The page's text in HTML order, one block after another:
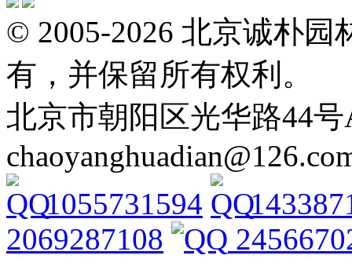
© 2005-2026 北京诚朴园
有，并保留所有权利。
北京市朝阳区光华路44号
1055731594
2069287108